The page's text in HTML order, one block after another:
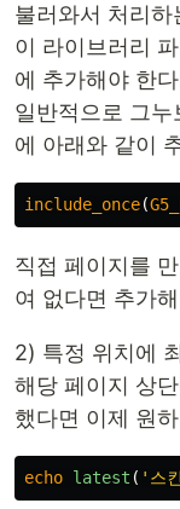
불러와서 처리
이 라이브러리
에 추가해야 한
일반적으로 그
에 아래와 같이
include_once(
직접 페이지를
여 없다면 추가
2) 특정 위치에
해당 페이지 상
했다면 이제 원
echo latest ( '스